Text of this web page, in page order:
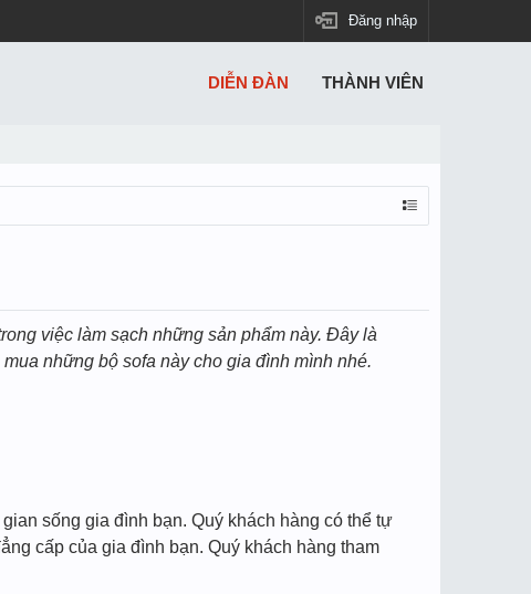
Đăng nhập
việc làm sạch những sản phẩm này. Đây là
những bộ sofa này cho gia đình mình nhé.
sống gia đình bạn. Quý khách hàng có thể tự
cấp của gia đình bạn. Quý khách hàng tham
DIỄN ĐÀN THÀNH VIÊN